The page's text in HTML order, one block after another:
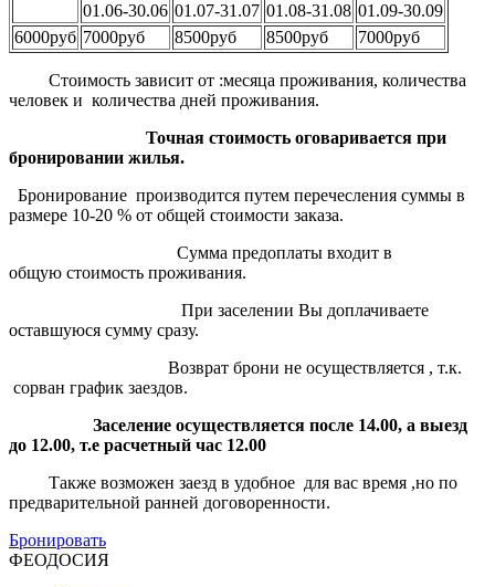
01.06-30.06 01.07-31.07 01.08-31.08 01.09-30.09
6000руб 7000руб 8500руб 8500руб 7000руб
Стоимость зависит от :месяца проживания, количества
человек и количества дней проживания.
Точная стоимость оговаривается при
бронировании жилья.
Бронирование производится путем перечесления суммы в
размере 10-20 % от общей стоимости заказа.
Сумма предоплаты входит в
общую стоимость проживания.
При заселении Вы доплачиваете
оставшуюся сумму сразу.
Возврат брони не осуществляется , т.к.
сорван график заездов.
Заселение осуществляется после 14.00, а выезд
до 12.00, т.е расчетный час 12.00
Также возможен заезд в удобное для вас время ,но по
предварительной ранней договоренности.
Бронировать
ФЕОДОСИЯ